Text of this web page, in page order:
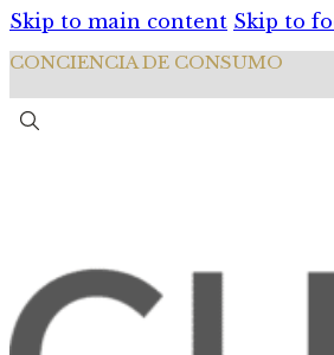
Skip to main content Skip to
CONCIENCIA DE CONSUMO